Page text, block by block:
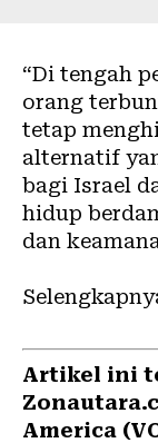
“Di tengah
orang
tetap
alternatif
bagi Israel
hidup
dan
Artikel ini
America